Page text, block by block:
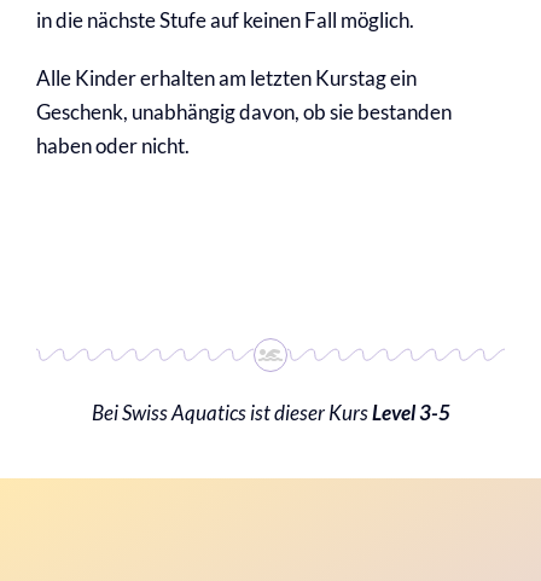
in die nächste Stufe auf keinen Fall möglich.
Alle Kinder erhalten am letzten Kurstag ein
Geschenk, unabhängig davon, ob sie bestanden
haben oder nicht.
Bei Swiss Aquatics ist dieser KursLevel 3-5